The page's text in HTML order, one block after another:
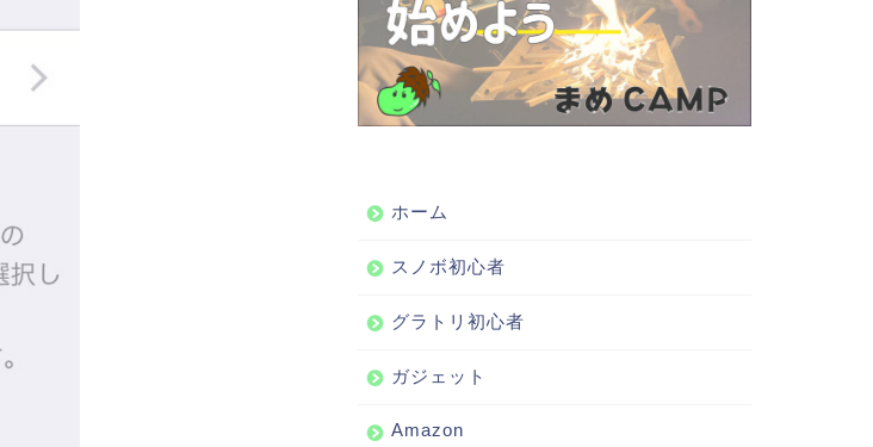
ホーム
スノボ初心者
グラトリ初心者
ガジェット
Amazon